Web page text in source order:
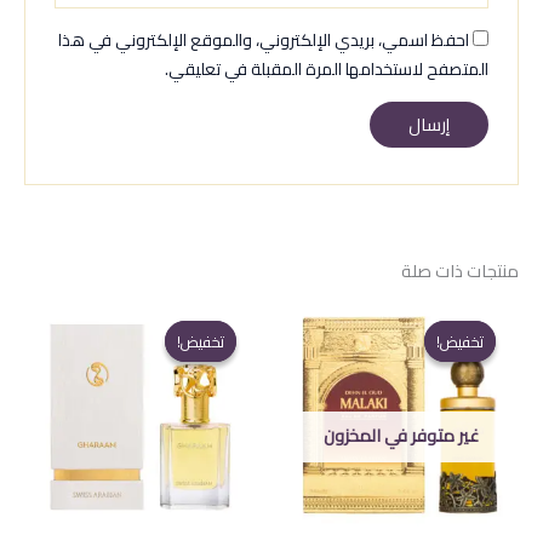
احفظ اسمي، بريدي الإلكتروني، والموقع الإلكتروني في هذا
المتصفح لاستخدامها المرة المقبلة في تعليقي.
منتجات ذات صلة
تخفيض!
غير متوفر في المخزون
تخفيض! تخفيض!
تخفيض!